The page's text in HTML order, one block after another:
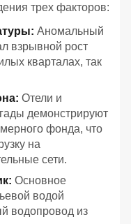
трех факторов:
Аномальный
взрывной рост
кварталах, так
Отели и
демонстрируют
фонда, что
на
сети.
Основное
водой
водопровод из